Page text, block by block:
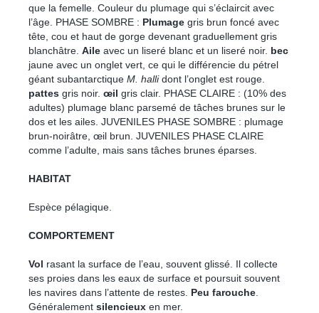
que la femelle. Couleur du plumage qui s’éclaircit avec
l’âge. PHASE SOMBRE : Plumage gris brun foncé avec
tête, cou et haut de gorge devenant graduellement gris
blanchâtre. Aile avec un liseré blanc et un liseré noir. bec
jaune avec un onglet vert, ce qui le différencie du pétrel
géant subantarctique M. hallidont l’onglet est rouge.
pattes gris noir. œil gris clair. PHASE CLAIRE : (10% des
adultes) plumage blanc parsemé de tâches brunes sur le
dos et les ailes. JUVENILES PHASE SOMBRE : plumage
brun-noirâtre, œil brun. JUVENILES PHASE CLAIRE
comme l’adulte, mais sans tâches brunes éparses.
HABITAT
Espèce pélagique.
COMPORTEMENT
Vol rasant la surface de l’eau, souvent glissé. Il collecte
ses proies dans les eaux de surface et poursuit souvent
les navires dans l’attente de restes. Peu farouche
Généralement silencieux en mer.